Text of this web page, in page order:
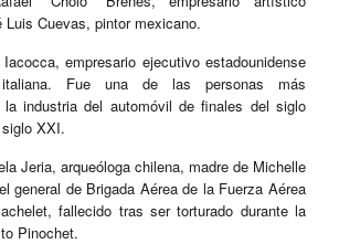
Cuevas, pintor mexicano.
empresario ejecutivo estadounidense
Fue una de las personas más
la industria del automóvil de finales del siglo
XXI.
Jeria, arqueóloga chilena, madre de Michelle
general de Brigada Aérea de la Fuerza Aérea
fallecido tras ser torturado durante la
Pinochet.